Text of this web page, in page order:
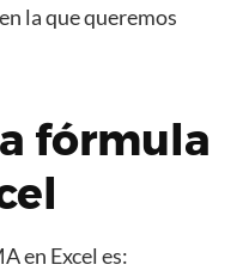
la que queremos
fórmula
en Excel es: